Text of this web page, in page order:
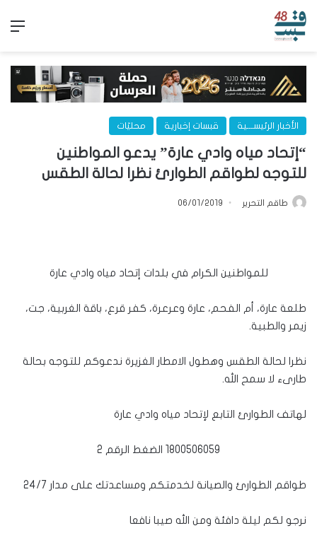
الأخبار الرئيســـية قبسات إخبارية محليّات
“إتحاد مياه وادي عارة” يدعو المواطنين
للتوجه لطواقم الطوارئ نظرا لحالة الطقس
طاقم التحرير 06/01/2019
للمواطنين الكرام في بلدات إتحاد مياه وادي عارة
طلعة عارة، أم الفحم، عارة وعرعرة، كفر قرع، باقة الغربية، جت،
زيمر والطبية.
نظرا لحالة الطقس وهطول الامطار الغزيرة ندعوكم للتوجه بحالة
طارىء لا سمح الله.
لهاتف الطوارئ التابع لإتحاد مياه وادي عارة
1800506059 الضغط الرقم 2
طواقم الطوارئ والصيانة لخدمتكم ومساعدتك على مدار 24/7
نرجو لكم ليلة دافئة ومن الله صيبا نافعا